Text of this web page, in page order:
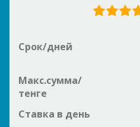
Срок/дней
Макс.сумма/
тенге
Ставка в день